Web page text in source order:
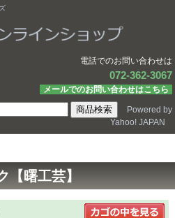
電話でのお問い合わせは
072-362-3067
メールでのお問い合わせはこちら
Powered by
Yahoo! JAPAN
【曙工芸】